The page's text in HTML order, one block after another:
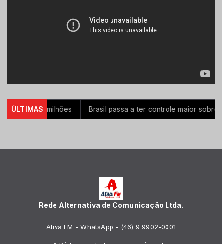
ÚLTIMAS
R$ 150 milhões Brasil passa a ter controle maior sobre
Rede Alternativa de Comunicação Ltda.
Ativa FM - WhatsApp - (46) 9 9902-0001